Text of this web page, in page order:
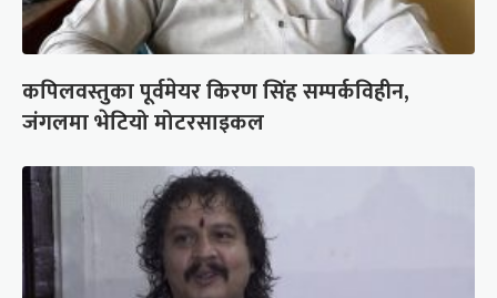
कपिलवस्तुका पूर्वमेयर किरण सिंह सम्पर्कविहीन,
जंगलमा भेटियो मोटरसाइकल